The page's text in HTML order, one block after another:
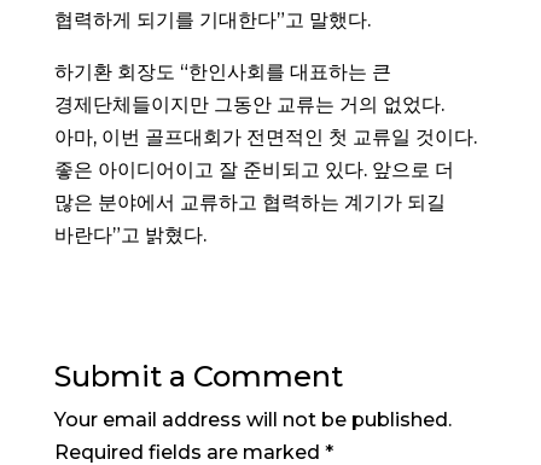
협력하게 되기를 기대한다”고 말했다.
하기환 회장도 “한인사회를 대표하는 큰
경제단체들이지만 그동안 교류는 거의 없었다.
아마, 이번 골프대회가 전면적인 첫 교류일 것이다.
좋은 아이디어이고 잘 준비되고 있다. 앞으로 더
많은 분야에서 교류하고 협력하는 계기가 되길
바란다”고 밝혔다.
Submit a Comment
Your email address will not be published.
Required fields are marked *